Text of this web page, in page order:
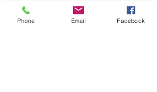
18 Oct 2024, 20:00 – 03 Nov 2024, 21:30
Paris, 11 Rue Edmond Roger, 75015 Paris,
Phone Email Facebook